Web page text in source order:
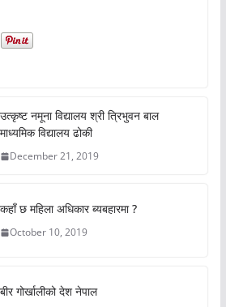
उत्कृष्ट नमूना विद्यालय श्री त्रिभुवन बाल
माध्यमिक विद्यालय ढोकी
December 21, 2019
कहाँ छ महिला अधिकार ब्यबहारमा ?
October 10, 2019
बीर गोर्खालीको देश नेपाल